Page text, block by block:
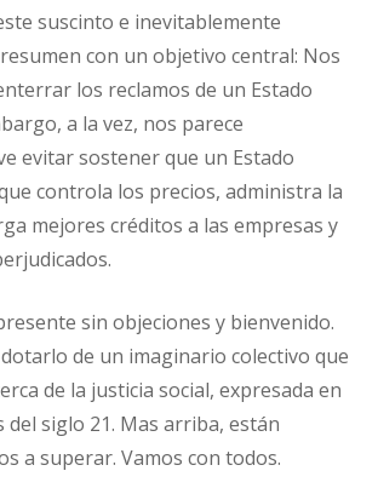
suscinto e inevitablemente
con un objetivo central: Nos
los reclamos de un Estado
a la vez, nos parece
evitar sostener que un Estado
controla los precios, administra la
mejores créditos a las empresas y
sin objeciones y bienvenido.
de un imaginario colectivo que
de la justicia social, expresada en
del siglo 21. Mas arriba, están
a superar. Vamos con todos.